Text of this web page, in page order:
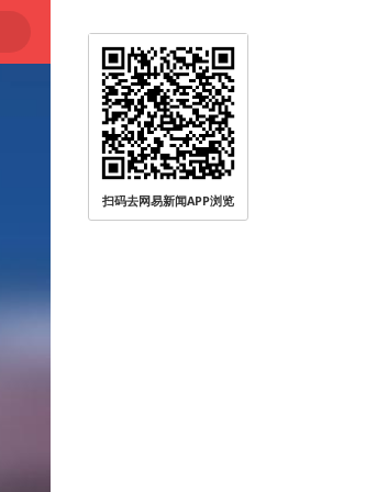
扫码去网易新闻APP浏览